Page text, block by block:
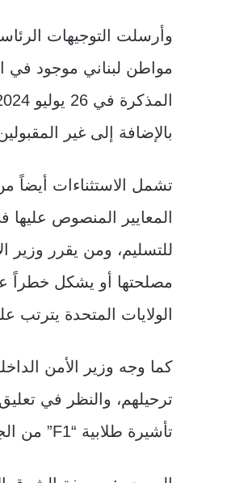
وأرسلت التوجيهات
مواطن لبناني موجود في
بالإضافة إلى غير
تشمل الاستثناءات أيضاً
المعايير المنصوص
للتسليم، ومن يقرر وزير
مصلحتها أو يشكل خطراً
الولايات المتحدة يترتب
كما وجه وزير الأمن
ترحيلهم، والنظر في
تأشيرة طلابية “F1” من الجنسية اللبنانية.